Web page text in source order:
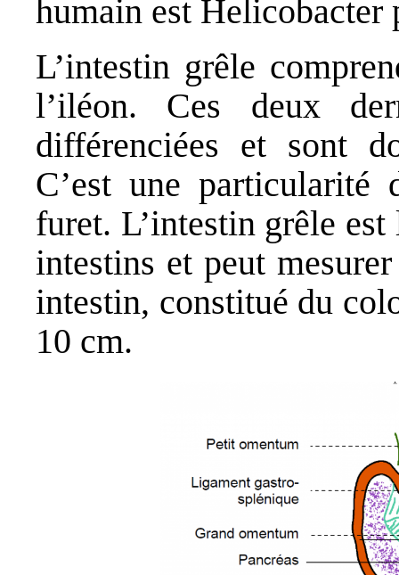
humain est Helicobacter
L’intestin grêle
l’iléon. Ces deux
différenciées et sont
C’est une particularité
furet. L’intestin grêle
intestins et peut
intestin, constitué du
10 cm.